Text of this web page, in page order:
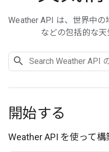
Weather API は、世界中
などの包括的な天
開始する
Weather API を使って構